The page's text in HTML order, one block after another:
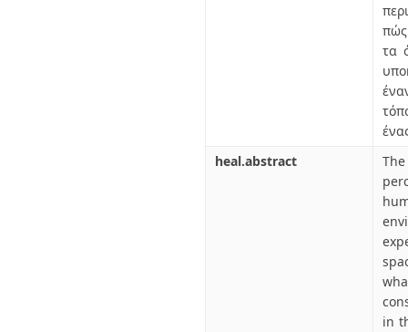
πώς
τα
heal.abstract
in